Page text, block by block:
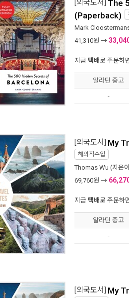
[외국도서] The
(Paperback)
Mark
41,310원 →
지금 택배로 주문하
알라딘 중고
-
[외국도서] My
해외직수입
Thomas Wu (지은
69,760원 →
지금 택배로 주문하
알라딘 중고
-
[외국도서] My